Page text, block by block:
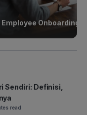
Employee Onboarding
Sendiri: Definisi,
read